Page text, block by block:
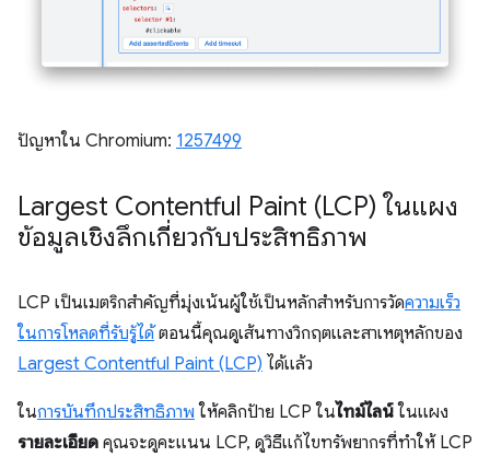
ปัญหาใน Chromium: 1257499
Largest Contentful Paint (LCP) ในแผง
ข้อมูลเชิงลึกเกี่ยวกับประสิทธิภาพ
LCP เป็นเมตริกสำคัญที่มุ่งเน้นผู้ใช้เป็นหลักสำหรับการวัดความเร็ว
ในการโหลดที่รับรู้ได้ตอนนี้คุณดูเส้นทางวิกฤตและสาเหตุหลักของ
Largest Contentful Paint (LCP) ได้แล้ว
ในการบันทึกประสิทธิภาพ ให้คลิกป้าย LCP ในไทม์ไลน์ในแผง
รายละเอียด คุณจะดูคะแนน LCP, ดูวิธีแก้ไขทรัพยากรที่ทำให้ LCP